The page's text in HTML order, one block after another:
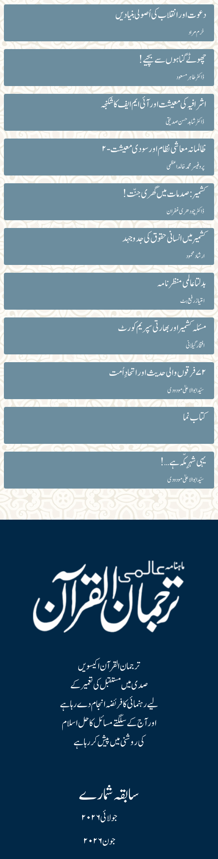
دعوت اور انقلاب کی اُصولی بنیادیں
خرم مراد
چھوٹے گناہوں سے بچیے!
ڈاکٹر طاہرمسعود
اشرافیہ کی معیشت اور آئی ایم ایف کا شکنجہ
ڈاکٹر شاہد حسن صدیقی
ظالمانہ معاشی نظام اور سودی معیشت-۲
پروفیسر محمد خالد اعظمی
کشمیر: صدمات میں گھری جنّت!
ڈاکٹر چودھری غفران
کشمیر میں انسانی حقوق کی جدوجہد
ارشاد محمود
بدلتا عالمی منظرنامہ
امتیاز رفیع بٹ
مسئلہ کشمیر اور بھارتی سپریم کورٹ
افتخار گیلانی
۷۲فرقوں والی حدیث اور اتحادِ اُمت
سیّد ابوالاعلیٰ مودودی
کتاب نما
یہی شہرِ مکّہ ہے…!
سیّد ابوالاعلیٰ مودودی
ترجمان القرآن اکیسویں
صدی میں مستقبل کی تعمیر کے
لیے رہنمائی کا فریضہ انجام دے رہا ہے
اور آج کے سلگتے مسائل کا حل اسلام
کی روشنی میں پیش کر رہا ہے
سابقہ شمارے
جولائی ۲۰۲۶
جون ۲۰۲۶